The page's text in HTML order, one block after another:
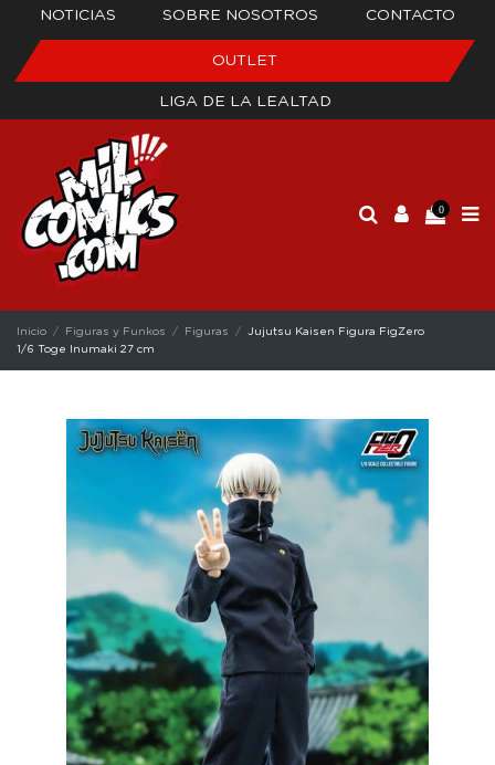
NOTICIAS SOBRE NOSOTROS CONTACTO
OUTLET
LIGA DE LA LEALTAD
0
Inicio Figuras y Funkos Figuras
Jujutsu Kaisen Figura FigZero
1/6 Toge Inumaki 27 cm